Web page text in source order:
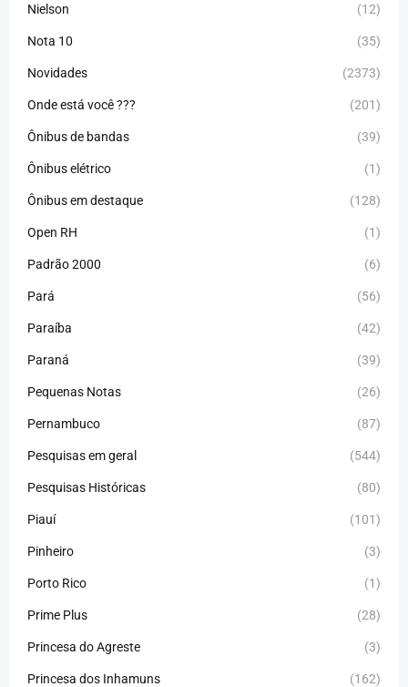
Nielson (12)
Nota 10 (35)
Novidades (2373)
Onde está você ??? (201)
Ônibus de bandas (39)
Ônibus elétrico (1)
Ônibus em destaque (128)
Open RH (1)
Padrão 2000 (6)
Pará (56)
Paraíba (42)
Paraná (39)
Pequenas Notas (26)
Pernambuco (87)
Pesquisas em geral (544)
Pesquisas Históricas (80)
Piauí (101)
Pinheiro (3)
Porto Rico (1)
Prime Plus (28)
Princesa do Agreste (3)
Princesa dos Inhamuns (162)